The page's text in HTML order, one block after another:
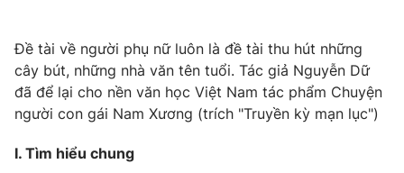
Thị trường
Góc doanh nghiệp
Truyền hình
Phim VTV
Hậu trường
Giải trí
Điện ảnh
Đề tài về người phụ nữ luôn là đề tài thu hút những
cây bút, những nhà văn tên tuổi. Tác giả Nguyễn Dữ
đã để lại cho nền văn học Việt Nam tác phẩm Chuyện
người con gái Nam Xương (trích "Truyền kỳ mạn lục")
I. Tìm hiểu chung